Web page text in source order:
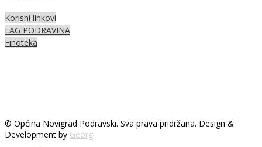
Korisni linkovi
LAG PODRAVINA
Finoteka
© Općina Novigrad Podravski. Sva prava pridržana. Design &
Development by Georg